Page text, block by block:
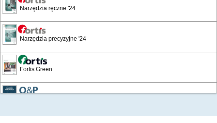
Narzędzia ręczne '24
Narzędzia precyzyjne '24
Fortis Green
/4